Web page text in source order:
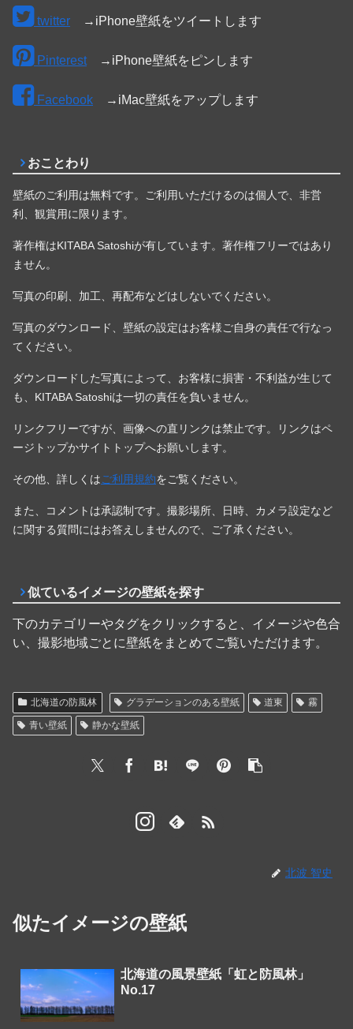
twitter →iPhone壁紙をツイートします
Pinterest→iPhone壁紙をピンします
Facebook →iMac壁紙をアップします
おことわり
壁紙のご利用は無料です。ご利用いただけるのは個人で、非営
利、観賞用に限ります。
著作権はKITABA Satoshiが有しています。著作権フリーではあり
ません。
写真の印刷、加工、再配布などはしないでください。
写真のダウンロード、壁紙の設定はお客様ご自身の責任で行なっ
てください。
ダウンロードした写真によって、お客様に損害・不利益が生じて
も、KITABA Satoshiは一切の責任を負いません。
リンクフリーですが、画像への直リンクは禁止です。リンクはペ
ージトップかサイトトップへお願いします。
その他、詳しくはご利用規約をご覧ください。
また、コメントは承認制です。撮影場所、日時、カメラ設定など
に関する質問にはお答えしませんので、ご了承ください。
似ているイメージの壁紙を探す
下のカテゴリーやタグをクリックすると、イメージや色合
い、撮影地域ごとに壁紙をまとめてご覧いただけます。
北海道の防風林 グラデーションのある壁紙 道東 霧
青い壁紙 静かな壁紙
北波 智史
似たイメージの壁紙
北海道の風景壁紙「虹と防風林」
No.17